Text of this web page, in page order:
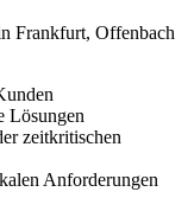
Frankfurt, Offenbach
Lösungen
zeitkritischen
Anforderungen